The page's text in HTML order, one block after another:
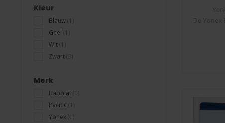
Kleur
Blauw
Geel
Wit
Zwart
Merk
Babolat
Pacific
Yonex